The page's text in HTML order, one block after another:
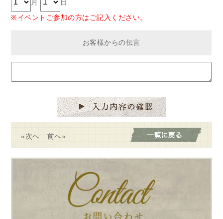
月
日
※イベントご参加の方はご記入ください。
お客様からの伝言
«次へ 前へ»